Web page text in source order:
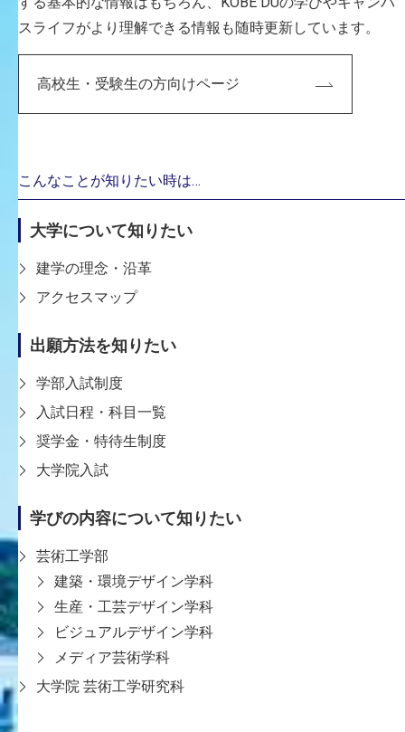
スライフがより理解できる情報も随時更新しています。
高校生・受験生の方向けページ
こんなことが知りたい時は…
大学について知りたい
建学の理念・沿革
アクセスマップ
出願方法を知りたい
学部入試制度
入試日程・科目一覧
奨学金・特待生制度
大学院入試
学びの内容について知りたい
芸術工学部
建築・環境デザイン学科
生産・工芸デザイン学科
ビジュアルデザイン学科
メディア芸術学科
大学院 芸術工学研究科
CAREER
主な経歴
生産・工芸デザイン学科
プロダクト・インテリアデザイン学科
専門分野
写真撮影／ウェブサイト制作
教員一覧ページへ戻る
〒651-2196 神戸市西区学園西町8-1-1
8-1-1 Gakuennishi-machi,Nishi-ku,Kobe
FAX:078-794-5027